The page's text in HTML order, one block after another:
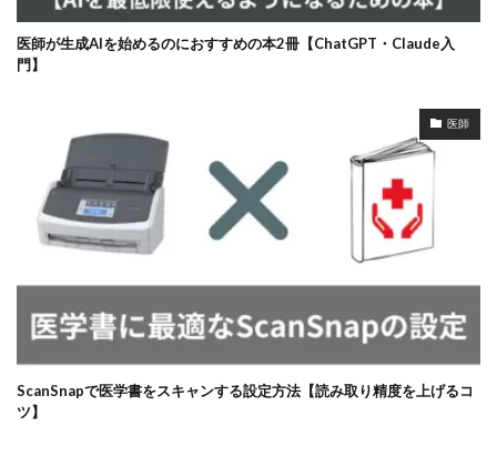
医師が生成AIを始めるのにおすすめの本2冊【ChatGPT・Claude入
門】
医師
ScanSnapで医学書をスキャンする設定方法【読み取り精度を上げるコ
ツ】